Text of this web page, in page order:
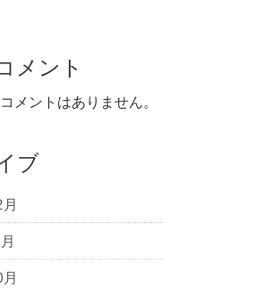
メント
メントはありません。
ブ